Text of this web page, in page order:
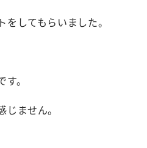
してもらいました。
。
ません。